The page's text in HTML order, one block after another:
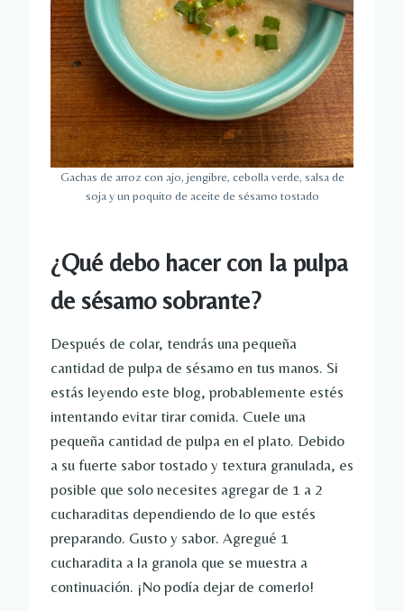
Gachas de arroz con ajo, jengibre, cebolla verde, salsa de
soja y un poquito de aceite de sésamo tostado
¿Qué debo hacer con la pulpa
de sésamo sobrante?
Después de colar, tendrás una pequeña
cantidad de pulpa de sésamo en tus manos. Si
estás leyendo este blog, probablemente estés
intentando evitar tirar comida. Cuele una
pequeña cantidad de pulpa en el plato. Debido
a su fuerte sabor tostado y textura granulada, es
posible que solo necesites agregar de 1 a 2
cucharaditas dependiendo de lo que estés
preparando. Gusto y sabor. Agregué 1
cucharadita a la granola que se muestra a
continuación. ¡No podía dejar de comerlo!